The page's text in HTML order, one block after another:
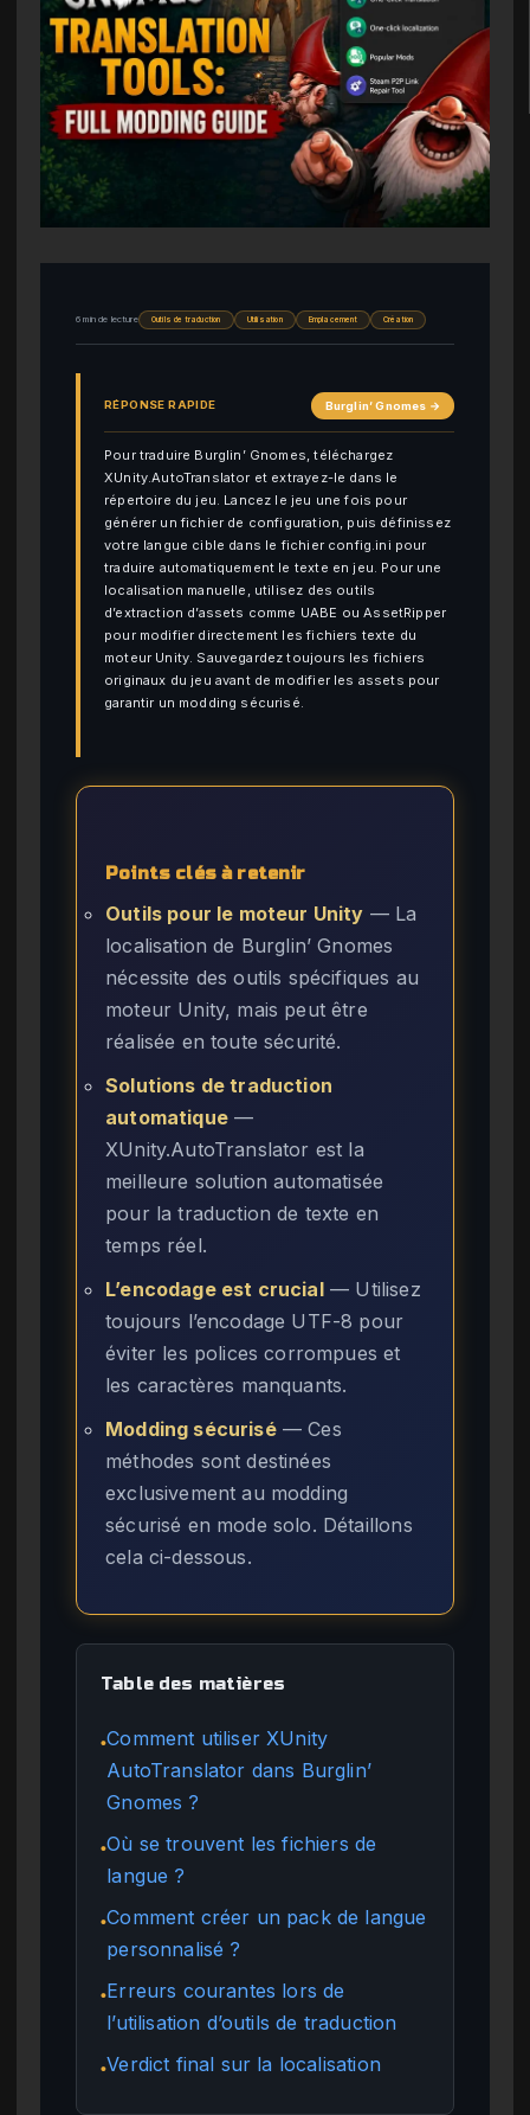
6 min de lecture Outils de traduction Utilisation Emplacement Création
RÉPONSE RAPIDE Burglin’ Gnomes →
Pour traduire Burglin’ Gnomes, téléchargez
XUnity.AutoTranslator et extrayez-le dans le
répertoire du jeu. Lancez le jeu une fois pour
générer un fichier de configuration, puis définissez
votre langue cible dans le fichier config.ini pour
traduire automatiquement le texte en jeu. Pour une
localisation manuelle, utilisez des outils
d’extraction d’assets comme UABE ou AssetRipper
pour modifier directement les fichiers texte du
moteur Unity. Sauvegardez toujours les fichiers
originaux du jeu avant de modifier les assets pour
garantir un modding sécurisé.
Points clés à retenir
Outils pour le moteur Unity — La
localisation de Burglin’ Gnomes
nécessite des outils spécifiques au
moteur Unity, mais peut être
réalisée en toute sécurité.
Solutions de traduction
automatique—
XUnity.AutoTranslator est la
meilleure solution automatisée
pour la traduction de texte en
temps réel.
L’encodage est crucial— Utilisez
toujours l’encodage UTF-8 pour
éviter les polices corrompues et
les caractères manquants.
Modding sécurisé— Ces
méthodes sont destinées
exclusivement au modding
sécurisé en mode solo. Détaillons
cela ci-dessous.
Table des matières
●Comment utiliser XUnity
AutoTranslator dans Burglin’
Gnomes ?
●Où se trouvent les fichiers de
langue ?
●Comment créer un pack de langue
personnalisé ?
●Erreurs courantes lors de
l’utilisation d’outils de traduction
●Verdict final sur la localisation